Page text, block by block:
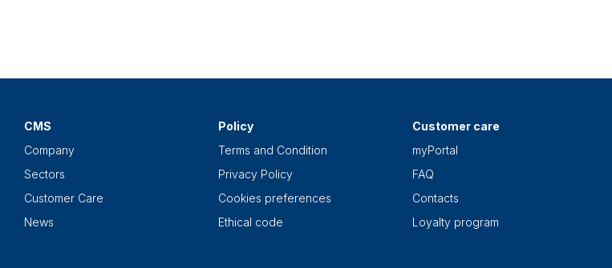
CMS
Company
Sectors
Customer Care
News
Policy
Terms and Condition
Privacy Policy
Cookies preferences
Ethical code
Customer care
myPortal
FAQ
Contacts
Loyalty program